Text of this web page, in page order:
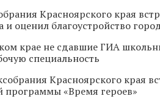
Красноярского края
и оценил благоустройство
крае не сдавшие ГИА
специальность
Красноярского края
программы «Время героев»